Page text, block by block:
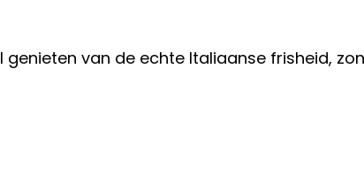
genieten van de echte Italiaanse frisheid,